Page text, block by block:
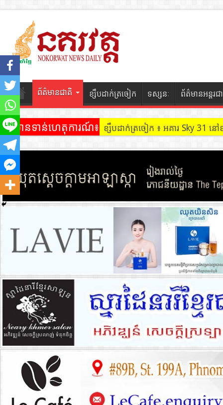
ព័ត៌មានជាតិ ខ្សឹបដាក់ត្រចៀក ទស្សនៈ ព័ត៌មានអន្តរជ
ព័ត៌មានទាន់ហេតុការណ៍៖ ខ្សឹបដាក់ត្រចៀក ៖ អគារ Sky 31
ខ្សឹបដាក់ត្រចៀក ៖ ដល់ករ ! ឈ្មួញដឹក